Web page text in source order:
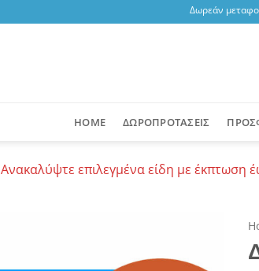
Δωρεάν
HOME ΔΩΡΟΠΡΟΤΑΣΕΙΣ
Ανακαλύψτε επιλεγμένα είδη με έκπτωση
Add to